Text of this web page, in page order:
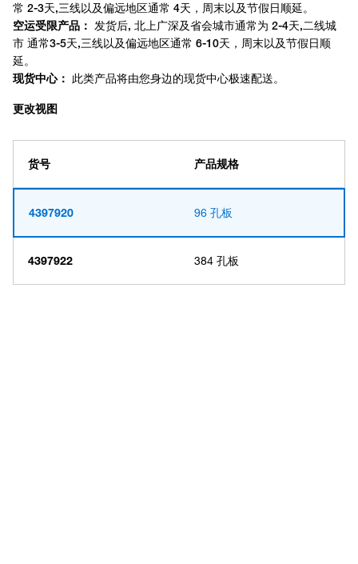
更改视图
货号 产品规格
4397920 96 孔板
4397922 384 孔板